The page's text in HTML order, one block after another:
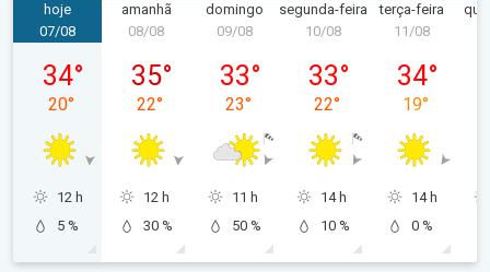
hoje
sexta-feira, 07/08
07/08
34°
20°
12 h
5 %
amanhã
sábado, 08/08
08/08
35°
22°
12 h
30 %
domingo
domingo, 09/08
09/08
33°
23°
11 h
50 %
segunda-feira
segunda-feira, 10/08
10/08
33°
22°
14 h
10 %
terça-feira
11/08
34°
19°
14 h
0 %